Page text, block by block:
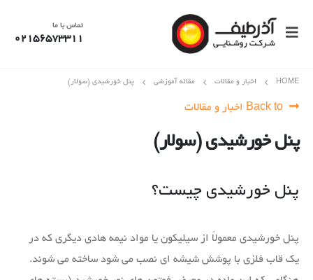
تماس با ما
02156573311
HOME اخبار و مقالات مقاله آموزشی پنل خورشیدی (سولار)
پنل خورشیدی (سولار)
پنل خورشیدی چیست؟
پنل خورشیدی معمولاً از سیلیکون یا مواد نیمه هادی دیگری که در
یک قاب فلزی با پوشش شیشه ای نصب می شود ساخته می شوند.